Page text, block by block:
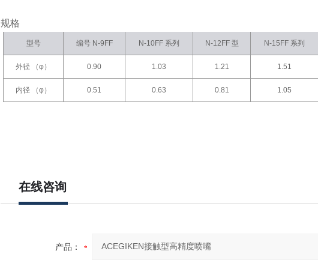
规格
型号 编号 N-9FF N-10FF 系列 N-12FF 型 N-15FF 系列
外径 （φ） 0.90 1.03 1.21 1.51
内径 （φ） 0.51 0.63 0.81 1.05
在线咨询
产品：